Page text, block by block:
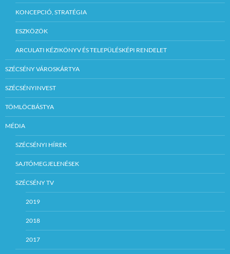
KONCEPCIÓ, STRATÉGIA
ESZKÖZÖK
ARCULATI KÉZIKÖNYV ÉS TELEPÜLÉSKÉPI RENDELET
SZÉCSÉNY VÁROSKÁRTYA
SZÉCSÉNYINVEST
TÖMLÖCBÁSTYA
MÉDIA
SZÉCSÉNYI HÍREK
SAJTÓMEGJELENÉSEK
SZÉCSÉNY TV
2019
2018
2017